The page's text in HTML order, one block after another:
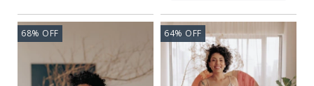
68% OFF 64% OFF